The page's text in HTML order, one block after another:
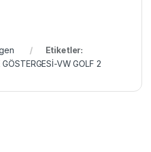
Etiketler:
VW GOLF 2